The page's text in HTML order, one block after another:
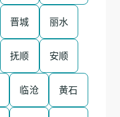
晋城 丽水
抚顺 安顺
临沧 黄石